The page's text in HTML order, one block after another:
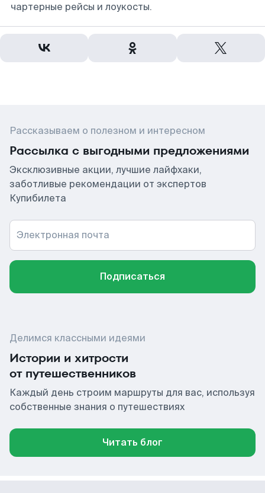
чартерные рейсы и лоукосты.
Рассказываем о полезном и интересном
Рассылка с выгодными предложениями
Эксклюзивные акции, лучшие лайфхаки,
заботливые рекомендации от экспертов
Купибилета
Электронная почта
Подписаться
Делимся классными идеями
Истории и хитрости
от путешественников
Каждый день строим маршруты для вас, используя
собственные знания о путешествиях
Читать блог